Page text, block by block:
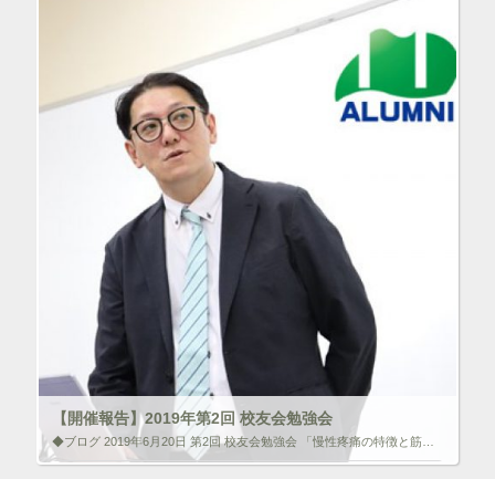
ク
共
有
新
し
い
ウ
ィ
ン
ド
ウ
で
開
き
ま
す
c
e
b
o
o
k
で
共
有
す
る
い
(
新
し
い
ウ
【開催報告】2019年第2回 校友会勉強会